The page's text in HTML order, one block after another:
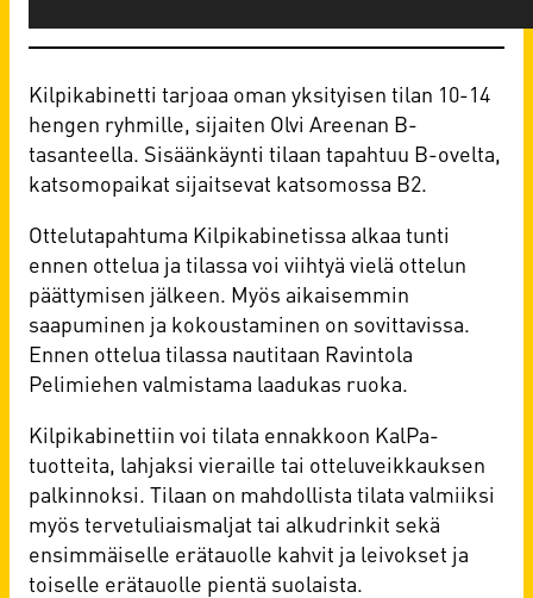
Kilpikabinetti tarjoaa oman yksityisen tilan 10-14
hengen ryhmille, sijaiten Olvi Areenan B-
tasanteella. Sisäänkäynti tilaan tapahtuu B-ovelta,
katsomopaikat sijaitsevat katsomossa B2.
Ottelutapahtuma Kilpikabinetissa alkaa tunti
ennen ottelua ja tilassa voi viihtyä vielä ottelun
päättymisen jälkeen. Myös aikaisemmin
saapuminen ja kokoustaminen on sovittavissa.
Ennen ottelua tilassa nautitaan Ravintola
Pelimiehen valmistama laadukas ruoka.
Kilpikabinettiin voi tilata ennakkoon KalPa-
tuotteita, lahjaksi vieraille tai otteluveikkauksen
palkinnoksi. Tilaan on mahdollista tilata valmiiksi
myös tervetuliaismaljat tai alkudrinkit sekä
ensimmäiselle erätauolle kahvit ja leivokset ja
toiselle erätauolle pientä suolaista.